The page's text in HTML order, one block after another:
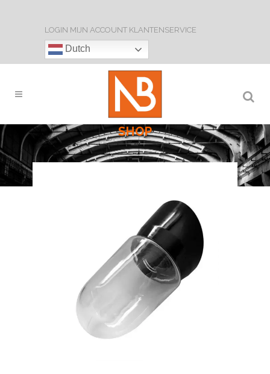
LOGIN MIJN ACCOUNT KLANTENSERVICE
Dutch
SHOP